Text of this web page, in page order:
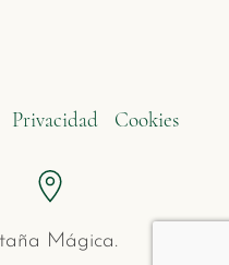
Privacidad Cookies
Mágica.